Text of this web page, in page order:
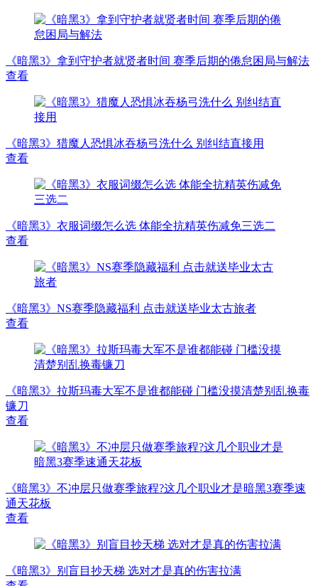
《暗黑3》拿到守护者就贤者时间 赛季后期的倦怠困局与解法
查看
《暗黑3》猎魔人恐惧冰吞杨弓洗什么 别纠结直接用
查看
《暗黑3》衣服词缀怎么选 体能全抗精英伤减免三选二
查看
《暗黑3》NS赛季隐藏福利 点击就送毕业太古旅者
查看
《暗黑3》拉斯玛毒大军不是谁都能碰 门槛没摸清楚别乱换毒
镰刀
查看
《暗黑3》不冲层只做赛季旅程?这几个职业才是暗黑3赛季速
通天花板
查看
《暗黑3》别盲目抄天梯 选对才是真的伤害拉满